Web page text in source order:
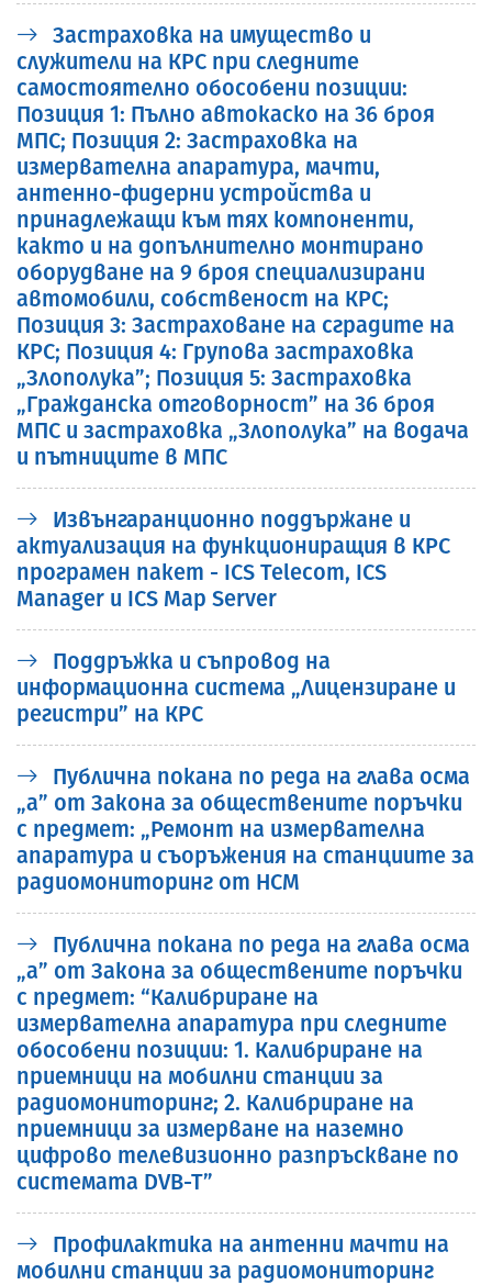
Застраховка на имущество и
служители на КРС при следните
самостоятелно обособени позиции:
Позиция 1: Пълно автокаско на 36 броя
МПС; Позиция 2: Застраховка на
измервателна апаратура, мачти,
антенно-фидерни устройства и
принадлежащи към тях компоненти,
както и на допълнително монтирано
оборудване на 9 броя специализирани
автомобили, собственост на КРС;
Позиция 3: Застраховане на сградите на
КРС; Позиция 4: Групова застраховка
„Злополука”; Позиция 5: Застраховка
„Гражданска отговорност” на 36 броя
МПС и застраховка „Злополука” на водача
и пътниците в МПС
Извънгаранционно поддържане и
актуализация на функциониращия в КРС
програмен пакет - ICS Telecom, ICS
Manager и ICS Map Server
Поддръжка и съпровод на
информационна система „Лицензиране и
регистри” на КРС
Публична покана по реда на глава осма
„а” от Закона за обществените поръчки
с предмет: „Ремонт на измервателна
апаратура и съоръжения на станциите за
радиомониторинг от НСМ
Публична покана по реда на глава осма
„а” от Закона за обществените поръчки
с предмет: “Калибриране на
измервателна апаратура при следните
обособени позиции: 1. Калибриране на
приемници на мобилни станции за
радиомониторинг; 2. Калибриране на
приемници за измерване на наземно
цифрово телевизионно разпръскване по
системата DVB-T”
Профилактика на антенни мачти на
мобилни станции за радиомониторинг